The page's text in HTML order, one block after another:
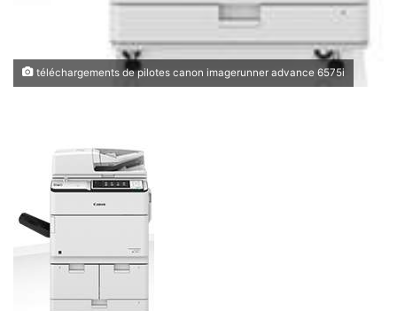
téléchargements de pilotes canon imagerunner advance 6575i